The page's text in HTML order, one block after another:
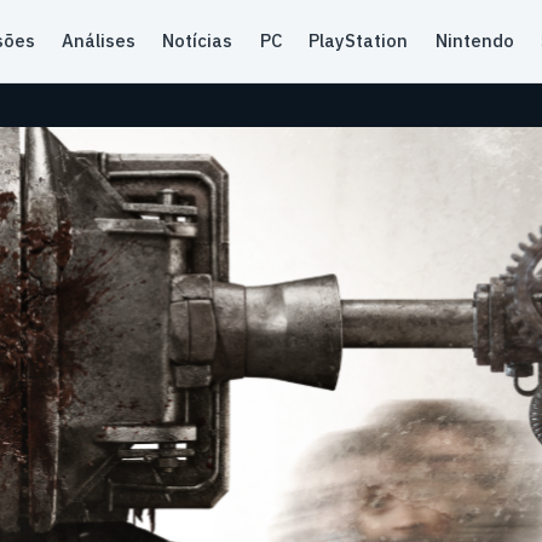
Análises Notícias PC PlayStation Nintendo